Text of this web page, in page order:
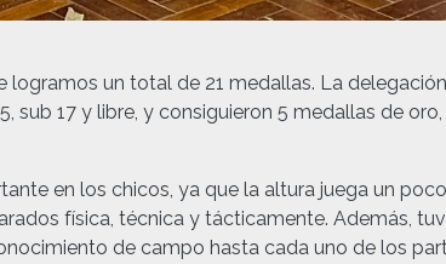
un total de 21 medallas. La
sub 17 y libre, y consiguieron 5 medallas de
en los chicos, ya que la altura juega un
física, técnica y tácticamente. Además,
de campo hasta cada uno de los